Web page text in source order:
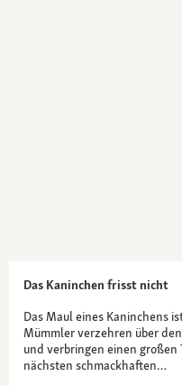
Das Kaninchen frisst nicht
Das Maul eines Kaninchens
Mümmler verzehren über
und verbringen einen
nächsten schmackhaften…